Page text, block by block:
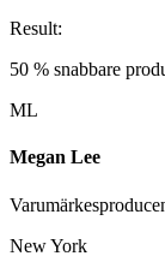
Result:
50 % snabbare
ML
Megan Lee
New York